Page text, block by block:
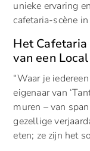
unieke ervaring
cafetaria-scène
Het
van een Local
“Waar je
eigenaar van
muren – van
gezellige
eten; ze zijn het